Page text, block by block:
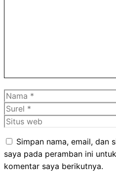
Nama
Surel
Situs
Simpan nama, email, dan
saya pada peramban ini untuk
komentar saya berikutnya.